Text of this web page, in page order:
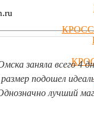
заняла всего 4
подошел
лучший